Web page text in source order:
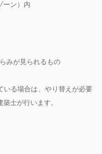
ーン）内
みが見られるもの
いる場合は、やり替えが必要
士が行います。